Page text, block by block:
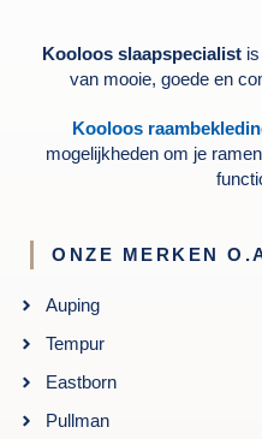
Kooloos slaapspecialist
van mooie, goede en
Kooloos
mogelijkheden om je
ONZE MERKEN
Auping
Tempur
Eastborn
Pullman